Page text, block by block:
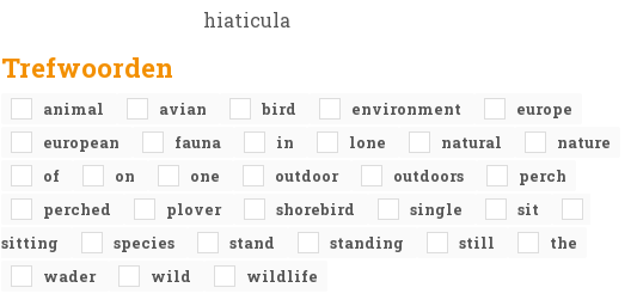
hiaticula
Trefwoorden
animal avian bird environment
europe
european
fauna in lone natural
nature
of
on one outdoor outdoors
perch
perched
plover shorebird single
sit
sitting
species stand standing still
the
wader
wild wildlife